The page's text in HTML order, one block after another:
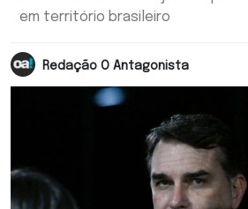
em território brasileiro
Redação O Antagonista